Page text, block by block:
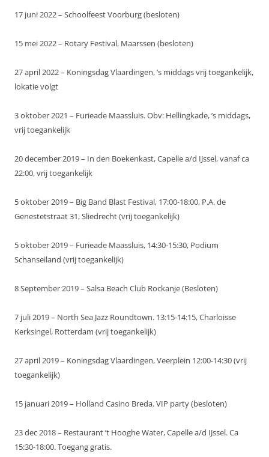
17 juni 2022 – Schoolfeest Voorburg (besloten)
15 mei 2022 – Rotary Festival, Maarssen (besloten)
27 april 2022 – Koningsdag Vlaardingen, ’s middags vrij toegankelijk,
lokatie volgt
3 oktober 2021 – Furieade Maassluis. Obv: Hellingkade, ’s middags,
vrij toegankelijk
20 december 2019 – In den Boekenkast, Capelle a/d IJssel, vanaf ca
22:00, vrij toegankelijk
5 oktober 2019 – Big Band Blast Festival, 17:00-18:00, P.A. de
Genestetstraat 31, Sliedrecht (vrij toegankelijk)
5 oktober 2019 – Furieade Maassluis, 14:30-15:30, Podium
Schanseiland (vrij toegankelijk)
8 September 2019 – Salsa Beach Club Rockanje (Besloten)
7 juli 2019 – North Sea Jazz Roundtown. 13:15-14:15, Charloisse
Kerksingel, Rotterdam (vrij toegankelijk)
27 april 2019 – Koningsdag Vlaardingen, Veerplein 12:00-14:30 (vrij
toegankelijk)
15 januari 2019 – Holland Casino Breda. VIP party (besloten)
23 dec 2018 – Restaurant ’t Hooghe Water, Capelle a/d IJssel. Ca
15:30-18:00. Toegang gratis.